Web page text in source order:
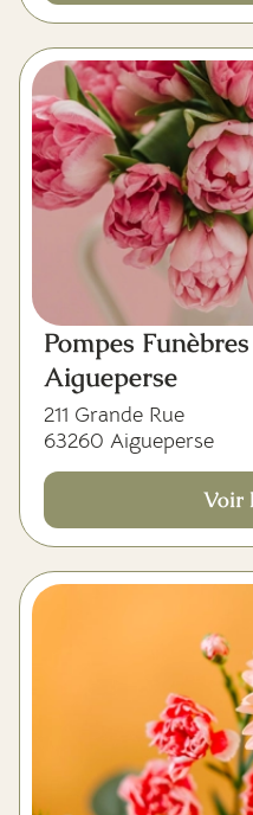
Pompes
Aigueperse
211 Grande Rue
63260 Aigueperse
Voir